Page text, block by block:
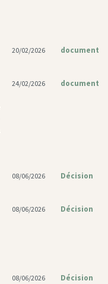
20/02/2026 document
24/02/2026 document
08/06/2026 Décision
08/06/2026 Décision
08/06/2026 Décision